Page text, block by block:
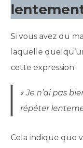
Si vous avez du
laquelle
cette expression :
« Je n’ai pas
répéter
Cela indique que